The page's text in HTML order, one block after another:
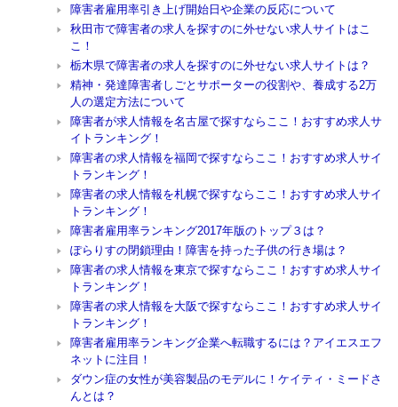
障害者雇用率引き上げ開始日や企業の反応について
秋田市で障害者の求人を探すのに外せない求人サイトはこ
こ！
栃木県で障害者の求人を探すのに外せない求人サイトは？
精神・発達障害者しごとサポーターの役割や、養成する2万
人の選定方法について
障害者が求人情報を名古屋で探すならここ！おすすめ求人サ
イトランキング！
障害者の求人情報を福岡で探すならここ！おすすめ求人サイ
トランキング！
障害者の求人情報を札幌で探すならここ！おすすめ求人サイ
トランキング！
障害者雇用率ランキング2017年版のトップ３は？
ぽらりすの閉鎖理由！障害を持った子供の行き場は？
障害者の求人情報を東京で探すならここ！おすすめ求人サイ
トランキング！
障害者の求人情報を大阪で探すならここ！おすすめ求人サイ
トランキング！
障害者雇用率ランキング企業へ転職するには？アイエスエフ
ネットに注目！
ダウン症の女性が美容製品のモデルに！ケイティ・ミードさ
んとは？